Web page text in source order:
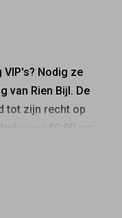
Nodig ze
van Rien Bijl. De
tot zijn recht op
voor €0,99 om